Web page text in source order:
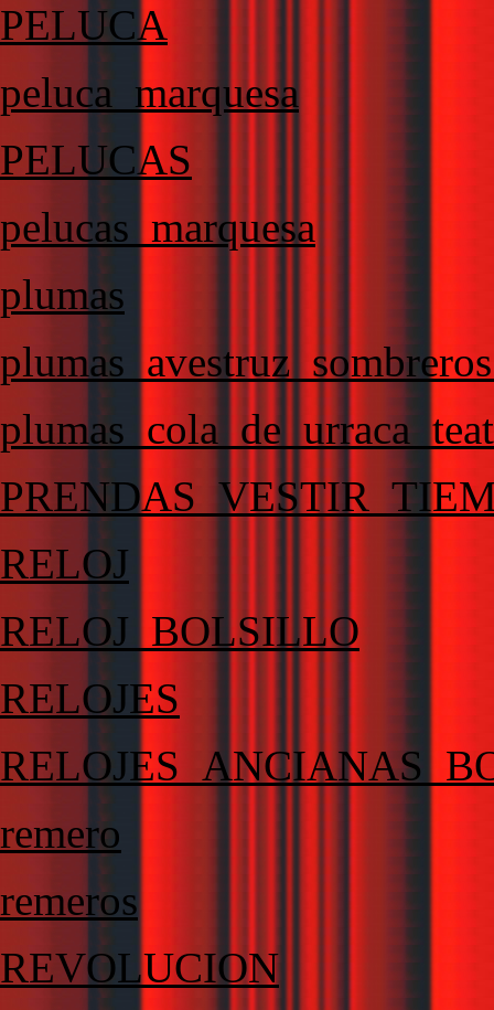
PELUCA
peluca_marquesa
PELUCAS
pelucas_marquesa
plumas
RELOJ
RELOJ_BOLSILLO
RELOJES
remero
remeros
REVOLUCION